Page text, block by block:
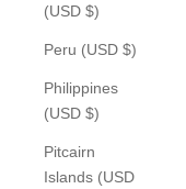
(USD $)
Peru (USD $)
Philippines
(USD $)
Pitcairn
Islands (USD